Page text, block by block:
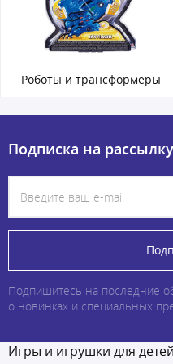
Роботы и трансформеры
Подписка на рассылку
Подпишитесь на последние
о новинках и специальных
Игры и игрушки для